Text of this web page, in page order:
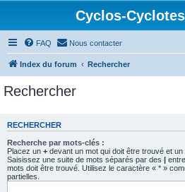
Cyclos-
FAQ Nous contacter
Index du forum Rechercher
Rechercher
RECHERCHER
Recherche par mots-clés :
Placez un + devant un mot qui doit être trouvé et un
Saisissez une suite de mots séparés par des |
mots doit être trouvé. Utilisez le caractère « * »
partielles.